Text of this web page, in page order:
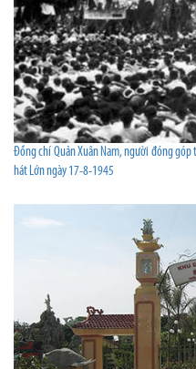
Đồng chí Quản Xuân Nam, người đóng
hát Lớn ngày 17-8-1945